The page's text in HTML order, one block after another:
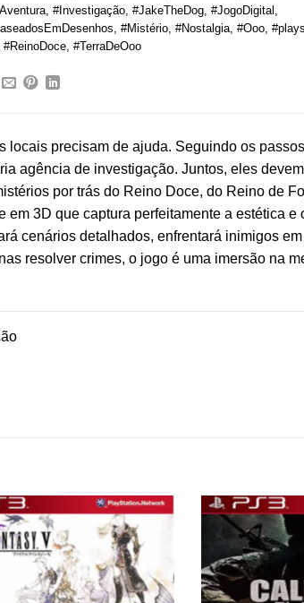
#Investigação #JakeTheDog #JogoDigital
#Mistério #Nostalgia #Ooo
#ReinoDoce #TerraDeOoo
locais precisam de ajuda. Seguindo os
agência de investigação. Juntos, eles
por trás do Reino Doce, do Reino de
3D que captura perfeitamente a estética e
cenários detalhados, enfrentará inimigos
resolver crimes, o jogo é uma imersão na